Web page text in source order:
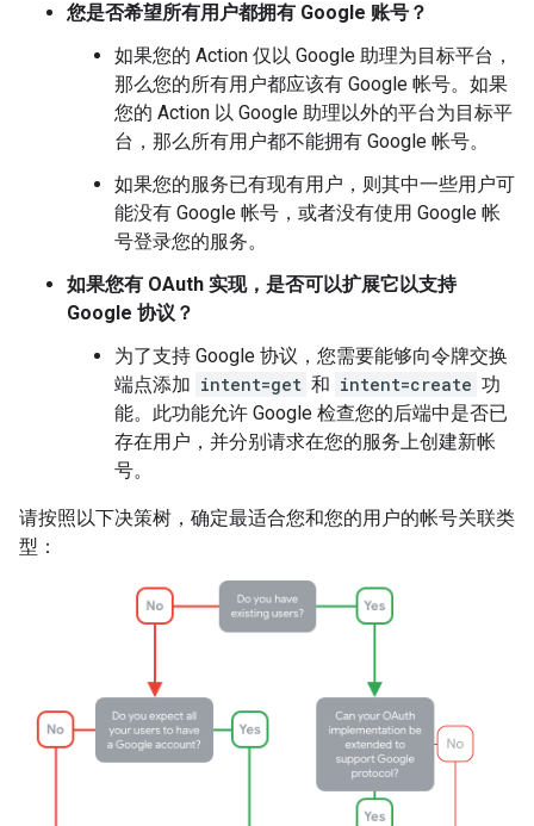
您是否希望所有用户都拥有 Google 账号？
如果您的 Action 仅以 Google 助理为目标平台，
那么您的所有用户都应该有 Google 帐号。如果
您的 Action 以 Google 助理以外的平台为目标平
台，那么所有用户都不能拥有 Google 帐号。
如果您的服务已有现有用户，则其中一些用户可
能没有 Google 帐号，或者没有使用 Google 帐
号登录您的服务。
如果您有 OAuth 实现，是否可以扩展它以支持
Google 协议？
为了支持 Google 协议，您需要能够向令牌交换
端点添加 intent=get 和 intent=create 功
能。此功能允许 Google 检查您的后端中是否已
存在用户，并分别请求在您的服务上创建新帐
号。
请按照以下决策树，确定最适合您和您的用户的帐号关联类
型：